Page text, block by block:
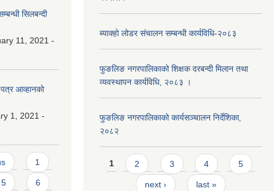
सिलबन्दी
11, 2021 -
आव्हानको
1, 2021 -
1
5 6
ब्याक्हो लोडर संचालन सम्बन्धी कार्यविधि-२०८३
फुङलिङ नगरपालिकाको शिक्षक दरबन्दी मिलान तथा
व्यवस्थापन कार्यविधि, २०८३ ।
फुङलिङ नगरपालिकाको कार्यसञ्चालन निर्देशिका‚
२०८२
Pages
1 2 3 4 5
next › last »